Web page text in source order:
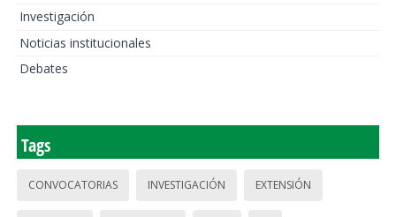
Investigación
Noticias institucionales
Debates
Tags
CONVOCATORIAS INVESTIGACIÓN EXTENSIÓN